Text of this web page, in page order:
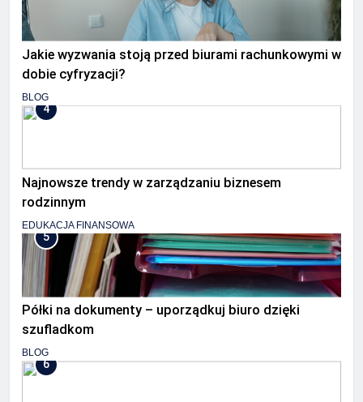
Jakie wyzwania stoją przed biurami rachunkowymi w
dobie cyfryzacji?
BLOG
4
Najnowsze trendy w zarządzaniu biznesem
rodzinnym
EDUKACJA FINANSOWA
5
Półki na dokumenty – uporządkuj biuro dzięki
szufladkom
BLOG
6